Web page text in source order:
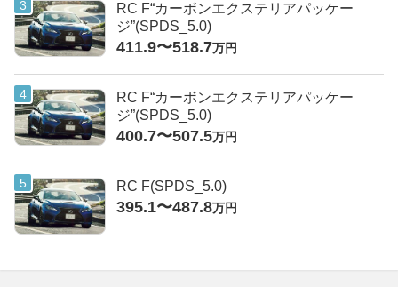
RC F“カーボンエクステリアパッケー
ジ”(SPDS_5.0)
411.9〜518.7万円
RC F“カーボンエクステリアパッケー
ジ”(SPDS_5.0)
400.7〜507.5万円
RC F(SPDS_5.0)
395.1〜487.8万円